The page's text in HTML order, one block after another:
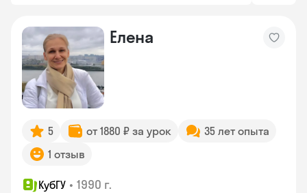
Елена
5 от 1880 ₽ за урок
35 лет опыта
1 отзыв
КубГУ • 1990 г.